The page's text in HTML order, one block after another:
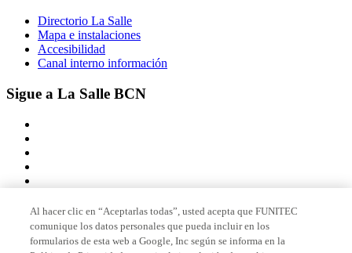
Directorio La Salle
Mapa e instalaciones
Accesibilidad
Canal interno información
Sigue a La Salle BCN
Miembro de
Al hacer clic en “Aceptarlas todas”, usted acepta que FUNITEC
comunique los datos personales que pueda incluir en los
formularios de esta web a Google, Inc según se informa en la